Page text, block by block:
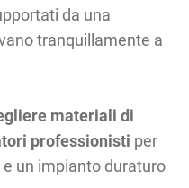
da una
tranquillamente a
materiali di
professionisti per
un impianto duraturo